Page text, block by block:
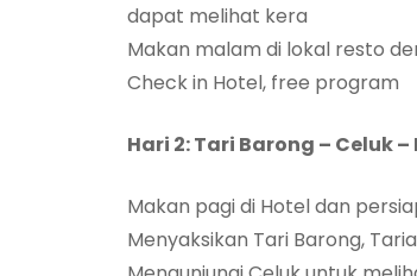
dapat melihat kera
Makan malam di lokal resto
Check in Hotel, free program
Hari 2: Tari Barong – Celuk
Makan pagi di Hotel dan
Menyaksikan Tari Barong,